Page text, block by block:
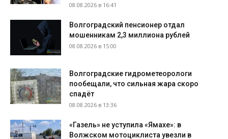
08.08.2026 в 16:41
Волгоградский пенсионер отдал
мошенникам 2,3 миллиона рублей
08.08.2026 в 15:00
Волгоградские гидрометеорологи
пообещали, что сильная жара скоро
спадёт
08.08.2026 в 13:36
«Газель» не уступила «Ямахе»: в
Волжском мотоциклиста увезли в